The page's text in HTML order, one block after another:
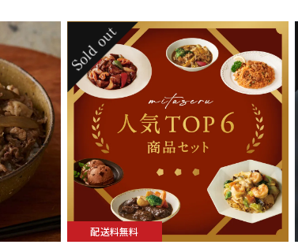
配送料無料